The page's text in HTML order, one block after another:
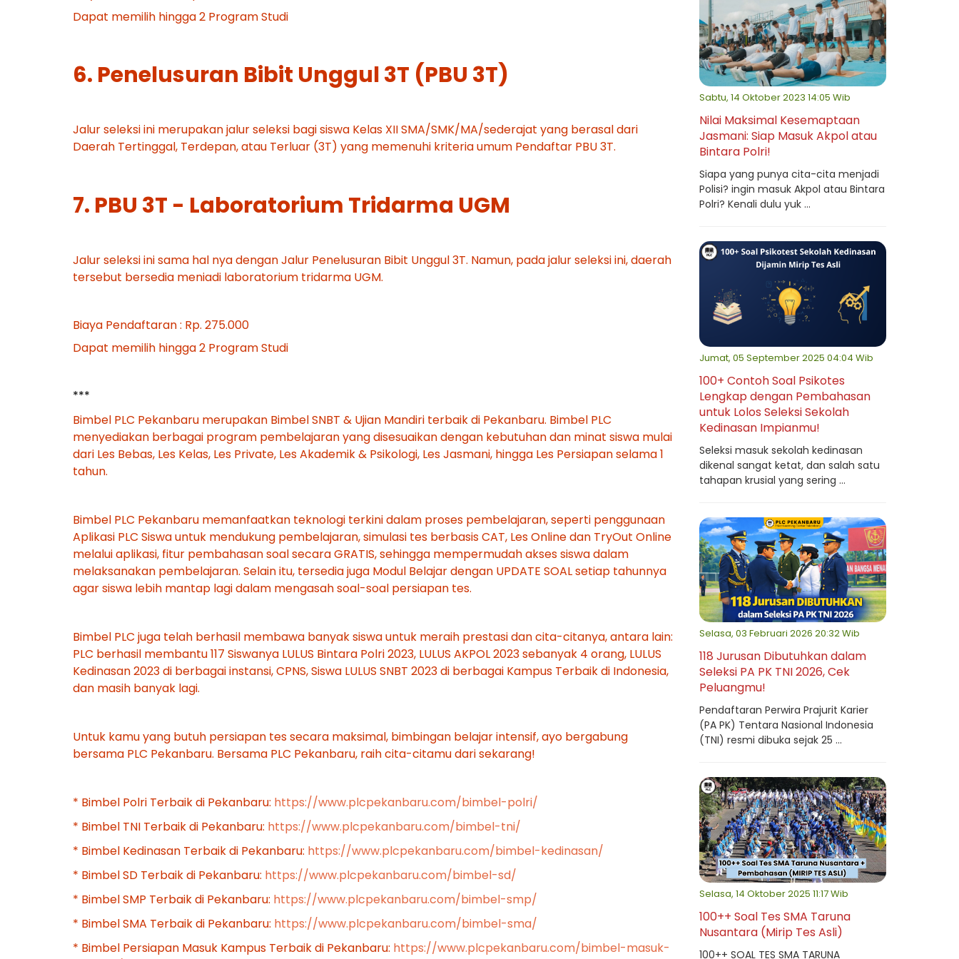
Dapat memilih hingga 2 Program Studi
6. Penelusuran Bibit Unggul 3T (PBU 3T)
Jalur seleksi ini merupakan jalur seleksi bagi siswa Kelas XII SMA/SMK/MA/sederajat yang berasal dari
Daerah Tertinggal, Terdepan, atau Terluar (3T) yang memenuhi kriteria umum Pendaftar PBU 3T.
7. PBU 3T - Laboratorium Tridarma UGM
Jalur seleksi ini sama hal nya dengan Jalur Penelusuran Bibit Unggul 3T. Namun, pada jalur seleksi ini, daerah
tersebut bersedia meniadi laboratorium tridarma UGM.
Biaya Pendaftaran : Rp. 275.000
Dapat memilih hingga 2 Program Studi
***
Bimbel PLC Pekanbaru merupakan Bimbel SNBT & Ujian Mandiri terbaik di Pekanbaru. Bimbel PLC
menyediakan berbagai program pembelajaran yang disesuaikan dengan kebutuhan dan minat siswa mulai
dari Les Bebas, Les Kelas, Les Private, Les Akademik & Psikologi, Les Jasmani, hingga Les Persiapan selama 1
tahun.
Bimbel PLC Pekanbaru memanfaatkan teknologi terkini dalam proses pembelajaran, seperti penggunaan
Aplikasi PLC Siswa untuk mendukung pembelajaran, simulasi tes berbasis CAT, Les Online dan TryOut Online
melalui aplikasi, fitur pembahasan soal secara GRATIS, sehingga mempermudah akses siswa dalam
melaksanakan pembelajaran. Selain itu, tersedia juga Modul Belajar dengan UPDATE SOAL setiap tahunnya
agar siswa lebih mantap lagi dalam mengasah soal-soal persiapan tes.
Bimbel PLC juga telah berhasil membawa banyak siswa untuk meraih prestasi dan cita-citanya, antara lain:
PLC berhasil membantu 117 Siswanya LULUS Bintara Polri 2023, LULUS AKPOL 2023 sebanyak 4 orang, LULUS
Kedinasan 2023 di berbagai instansi, CPNS, Siswa LULUS SNBT 2023 di berbagai Kampus Terbaik di Indonesia,
dan masih banyak lagi.
Untuk kamu yang butuh persiapan tes secara maksimal, bimbingan belajar intensif, ayo bergabung
bersama PLC Pekanbaru. Bersama PLC Pekanbaru, raih cita-citamu dari sekarang!
* Bimbel Polri Terbaik di Pekanbaru: https://www.plcpekanbaru.com/bimbel-polri/
* Bimbel TNI Terbaik di Pekanbaru: https://www.plcpekanbaru.com/bimbel-tni/
* Bimbel Kedinasan Terbaik di Pekanbaru: https://www.plcpekanbaru.com/bimbel-kedinasan/
* Bimbel SD Terbaik di Pekanbaru: https://www.plcpekanbaru.com/bimbel-sd/
* Bimbel SMP Terbaik di Pekanbaru: https://www.plcpekanbaru.com/bimbel-smp/
* Bimbel SMA Terbaik di Pekanbaru: https://www.plcpekanbaru.com/bimbel-sma/
* Bimbel Persiapan Masuk Kampus Terbaik di Pekanbaru: https://www.plcpekanbaru.com/bimbel-masuk-
Sabtu, 14 Oktober 2023 14:05 Wib
Nilai Maksimal Kesemaptaan
Jasmani: Siap Masuk Akpol atau
Bintara Polri!
Siapa yang punya cita-cita menjadi
Polisi? ingin masuk Akpol atau Bintara
Polri? Kenali dulu yuk ...
Jumat, 05 September 2025 04:04 Wib
100+ Contoh Soal Psikotes
Lengkap dengan Pembahasan
untuk Lolos Seleksi Sekolah
Kedinasan Impianmu!
Seleksi masuk sekolah kedinasan
dikenal sangat ketat, dan salah satu
tahapan krusial yang sering ...
Selasa, 03 Februari 2026 20:32 Wib
118 Jurusan Dibutuhkan dalam
Seleksi PA PK TNI 2026, Cek
Peluangmu!
Pendaftaran Perwira Prajurit Karier
(PA PK) Tentara Nasional Indonesia
(TNI) resmi dibuka sejak 25 ...
Selasa, 14 Oktober 2025 11:17 Wib
100++ Soal Tes SMA Taruna
Nusantara (Mirip Tes Asli)
100++ SOAL TES SMA TARUNA